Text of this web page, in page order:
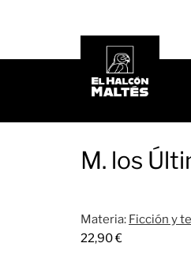
M. los
Materia: Ficción y
22,90€